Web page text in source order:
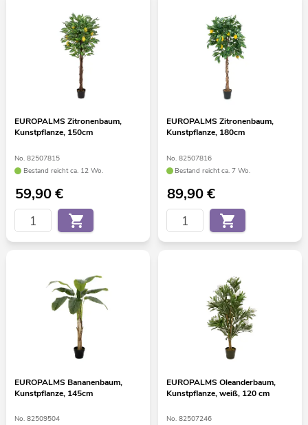
EUROPALMS Zitronenbaum,
Kunstpflanze, 150cm
No. 82507815
Bestand reicht ca. 12 Wo.
59,90€
EUROPALMS Zitronenbaum,
Kunstpflanze, 180cm
No. 82507816
Bestand reicht ca. 7 Wo.
89,90€
EUROPALMS Bananenbaum,
Kunstpflanze, 145cm
No. 82509504
EUROPALMS Oleanderbaum,
Kunstpflanze, weiß, 120 cm
No. 82507246